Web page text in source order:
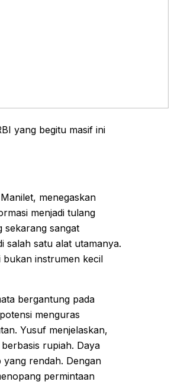
yang begitu masif ini
menegaskan
menjadi tulang
sekarang sangat
salah satu alat utamanya.
bukan instrumen kecil
bergantung pada
menguras
Yusuf menjelaskan,
rupiah. Daya
rendah. Dengan
permintaan